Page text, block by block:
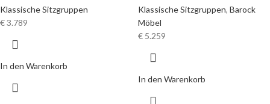
Klassische Sitzgruppen
€3.789
In den Warenkorb
Klassische Sitzgruppen, Barock
Möbel
€ 5.259
In den Warenkorb